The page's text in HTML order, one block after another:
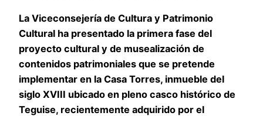
La Viceconsejería de Cultura y Patrimonio
Cultural ha presentado la primera fase del
proyecto cultural y de musealización de
contenidos patrimoniales que se pretende
implementar en la Casa Torres, inmueble del
siglo XVIII ubicado en pleno casco histórico de
Teguise, recientemente adquirido por el